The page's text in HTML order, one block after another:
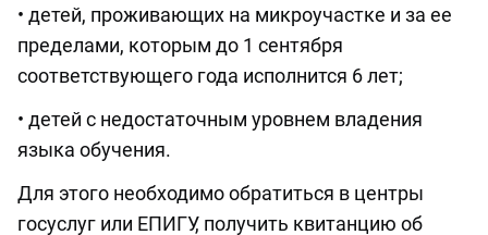
• детей, проживающих на микроучастке и за ее
пределами, которым до 1 сентября
соответствующего года исполнится 6 лет;
• детей с недостаточным уровнем владения
языка обучения.
Для этого необходимо обратиться в центры
госуслуг или ЕПИГУ, получить квитанцию об